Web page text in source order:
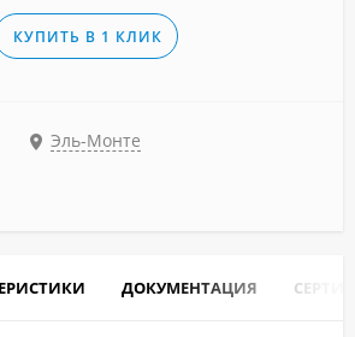
КУПИТЬ В 1 КЛИК
Эль-Монте
ДОКУМЕНТАЦИЯ